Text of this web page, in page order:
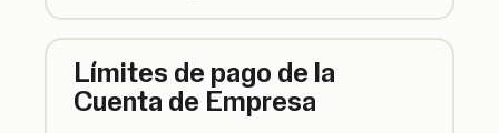
Límites de pago de la
Cuenta de Empresa